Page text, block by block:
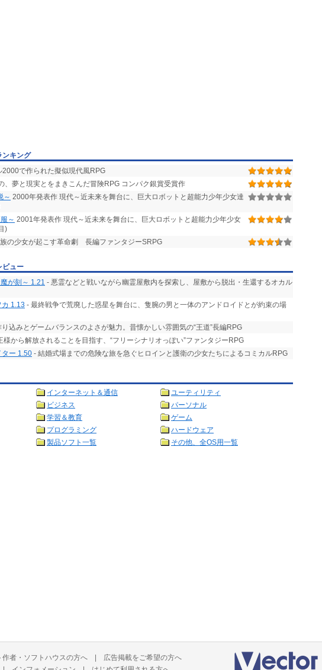
ンキング
2000で作られた擬似現代風RPG
、夢と現実とをまきこんだ冒険RPG コンパク銀賞受賞作
～ 2000年発表作 現代～近未来を舞台に、巨大ロボットと超能力少年少女達
～ 2001年発表作 現代～近未来を舞台に、巨大ロボットと超能力少年少女
)
の少女が起こす革命劇 長編ファンタジーSRPG
ビュー
が刻～ 1.21 - 悪霊などと戦いながら幽霊屋敷内を探索し、屋敷から脱出・生還するオカル
1.13 - 最終戦争で荒廃した惑星を舞台に、隻腕の男と一体のアンドロイドとが約束の場
込みとゲームバランスのよさが魅力。昔懐かしい雰囲気の“王道”長編RPG
様から解放されることを目指す、“フリーシナリオっぽい”ファンタジーRPG
ター 1.50 - 結婚式場までの危険な旅を急ぐヒロインと護衛の少女たちによるコミカルRPG
インターネット＆通信
ユーティリティ
ビジネス
パーソナル
学習＆教育
ゲーム
プログラミング
ハードウェア
製品ソフト一覧 その他、全OS用一覧
作者・ソフトハウスの方へ | 広告掲載をご希望の方へ